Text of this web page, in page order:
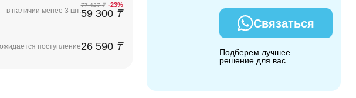
в наличии менее 3 шт.
77 427₸ -23%
59 300 ₸
ожидается поступление26 590 ₸
Связаться
Подберем лучшее
решение для вас